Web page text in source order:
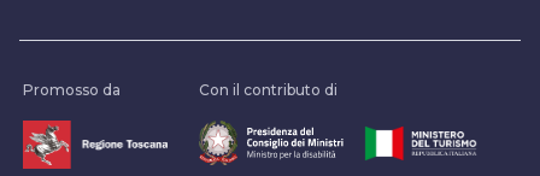
Promosso da Con il contributo di